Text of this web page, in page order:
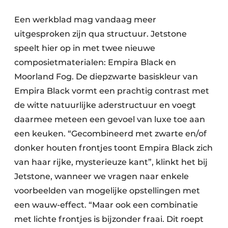
Een werkblad mag vandaag meer
uitgesproken zijn qua structuur. Jetstone
speelt hier op in met twee nieuwe
composietmaterialen: Empira Black en
Moorland Fog. De diepzwarte basiskleur van
Empira Black vormt een prachtig contrast met
de witte natuurlijke aderstructuur en voegt
daarmee meteen een gevoel van luxe toe aan
een keuken. “Gecombineerd met zwarte en/of
donker houten frontjes toont Empira Black zich
van haar rijke, mysterieuze kant”, klinkt het bij
Jetstone, wanneer we vragen naar enkele
voorbeelden van mogelijke opstellingen met
een wauw-effect. “Maar ook een combinatie
met lichte frontjes is bijzonder fraai. Dit roept